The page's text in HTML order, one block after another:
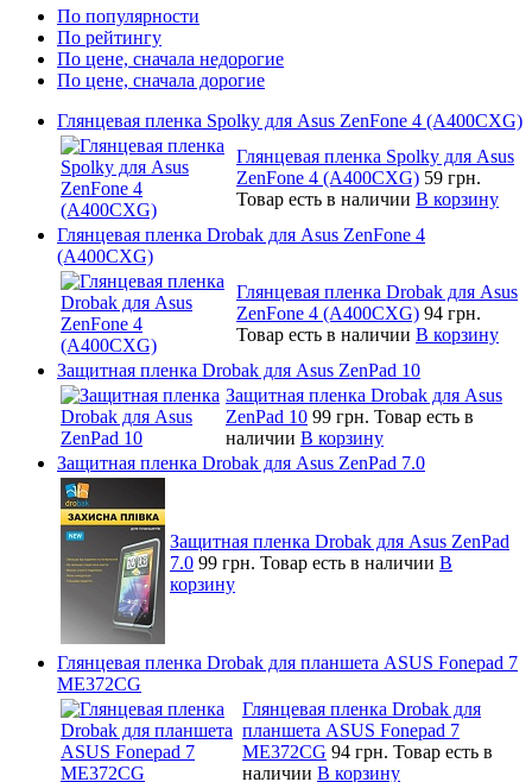
По популярности
По рейтингу
По цене, сначала недорогие
По цене, сначала дорогие
Глянцевая пленка Spolky для Asus ZenFone 4 (A400CXG)
Глянцевая пленка Spolky для Asus
ZenFone 4 (A400CXG) 59 грн.
Товар есть в наличии В корзину
Глянцевая пленка Drobak для Asus ZenFone 4
(A400CXG)
Глянцевая пленка Drobak для Asus
ZenFone 4 (A400CXG) 94 грн.
Товар есть в наличии В корзину
Защитная пленка Drobak для Asus ZenPad 10
Защитная пленка Drobak для Asus
ZenPad 10 99 грн. Товар есть в
наличии В корзину
Защитная пленка Drobak для Asus ZenPad 7.0
Защитная пленка Drobak для Asus ZenPad
7.0 99 грн. Товар есть в наличии В
корзину
Глянцевая пленка Drobak для планшета ASUS Fonepad 7
ME372CG
Глянцевая пленка Drobak для
планшета ASUS Fonepad 7
ME372CG 94 грн. Товар есть в
наличии В корзину